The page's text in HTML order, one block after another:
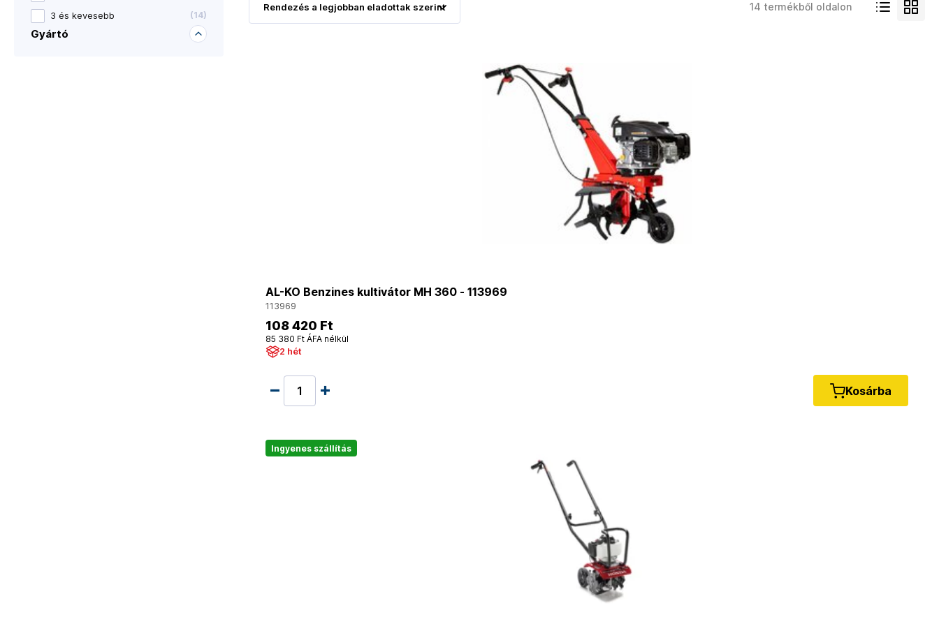
3 és kevesebb (14)
Gyártó
14 termékből oldalon
AL-KO Benzines kultivátor MH 360 - 113969
113969
108 420 Ft
85 380 Ft ÁFA nélkül
2 hét
Kosárba
Ingyenes szállítás